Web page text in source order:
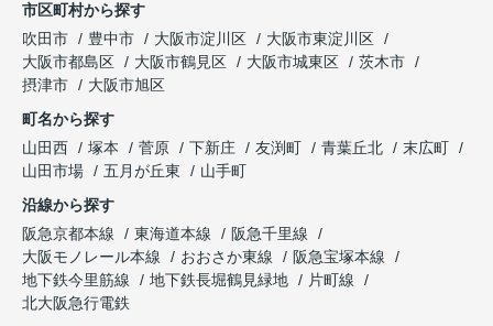
市区町村から探す
吹田市
豊中市 大阪市淀川区
大阪市東淀川区
大阪市都島区
大阪市鶴見区 大阪市城東区
茨木市
摂津市
大阪市旭区
町名から探す
山田西
塚本 菅原 下新庄 友渕町 青葉丘北
末広町
山田市場
五月が丘東
山手町
沿線から探す
阪急京都本線
東海道本線
阪急千里線
大阪モノレール本線
おおさか東線
阪急宝塚本線
地下鉄今里筋線
地下鉄長堀鶴見緑地
片町線
北大阪急行電鉄